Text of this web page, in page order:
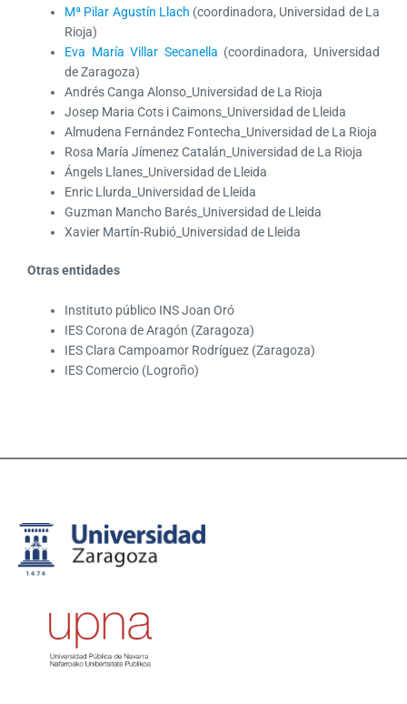
Mª Pilar Agustín Llach (coordinadora, Universidad de La
Rioja)
Eva María Villar Secanella (coordinadora, Universidad
de Zaragoza)
Andrés Canga Alonso_Universidad de La Rioja
Josep Maria Cots i Caimons_Universidad de Lleida
Almudena Fernández Fontecha_Universidad de La Rioja
Rosa María Jímenez Catalán_Universidad de La Rioja
Ángels Llanes_Universidad de Lleida
Enric Llurda_Universidad de Lleida
Guzman Mancho Barés_Universidad de Lleida
Xavier Martín-Rubió_Universidad de Lleida
Otras entidades
Instituto público INS Joan Oró
IES Corona de Aragón (Zaragoza)
IES Clara Campoamor Rodríguez (Zaragoza)
IES Comercio (Logroño)